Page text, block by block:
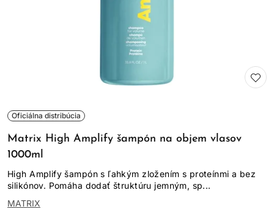
Oficiálna distribúcia
Matrix High Amplify šampón na objem vlasov
1000ml
High Amplify šampón s ľahkým zložením s proteínmi a bez
silikónov. Pomáha dodať štruktúru jemným, sp...
MATRIX